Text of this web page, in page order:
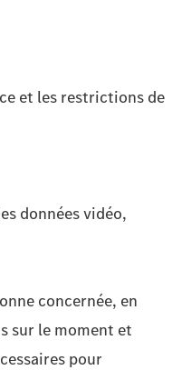
et les restrictions de
données vidéo,
concernée, en
sur le moment et
pour